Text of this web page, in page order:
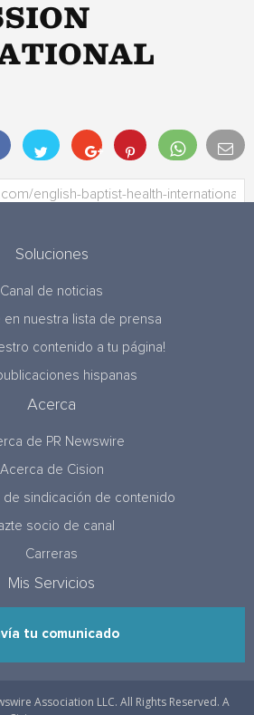
Soluciones
Canal de noticias
en nuestra lista de prensa
contenido a tu página!
hispanas
Acerca
de PR Newswire
Acerca de Cision
de sindicación de contenido
socio de canal
Carreras
Mis Servicios
tu comunicado
Association LLC. All Rights Reserved. A